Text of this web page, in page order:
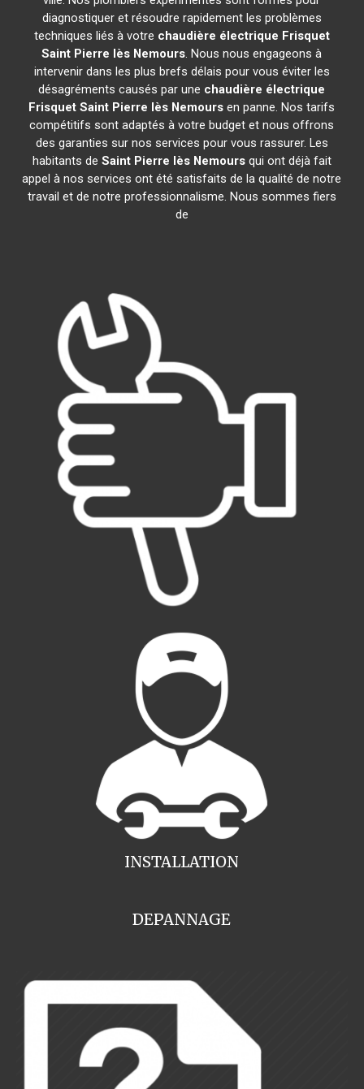
diagnostiquer et résoudre rapidement les problèmes
techniques liés à votre chaudière électrique Frisquet
Saint Pierre lès Nemours. Nous nous engageons à
intervenir dans les plus brefs délais pour vous éviter les
désagréments causés par une chaudière électrique
Frisquet Saint Pierre lès Nemours en panne. Nos tarifs
compétitifs sont adaptés à votre budget et nous offrons
des garanties sur nos services pour vous rassurer. Les
habitants de Saint Pierre lès Nemoursqui ont déjà fait
appel à nos services ont été satisfaits de la qualité de notre
travail et de notre professionnalisme. Nous sommes fiers
de
INSTALLATION
DEPANNAGE